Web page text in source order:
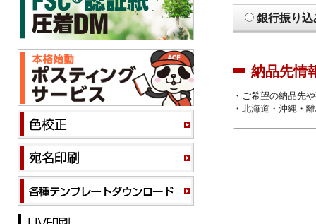
銀行振り込
納品先情
・ご希望の納品先
・北海道・沖縄・